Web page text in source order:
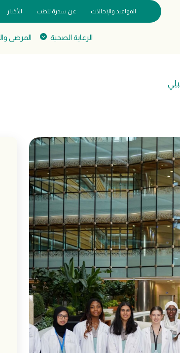
المواعيد والإحالات عن سدرة للطب الأخبار
الرعاية الصحية المرضى